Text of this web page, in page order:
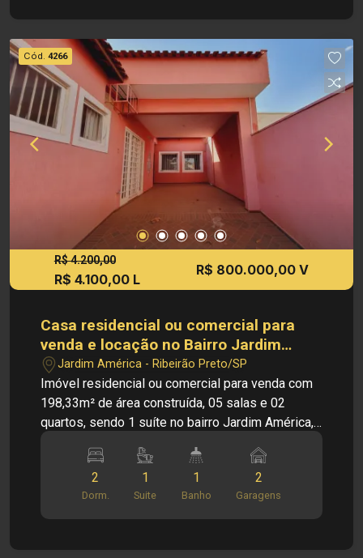
Cód. 4266
R$ 4.200,00
R$ 4.100,00 L
R$ 800.000,00 V
Casa residencial ou comercial para
venda e locação no Bairro Jardim
América em Ribeirão Preto/SP.
Jardim América - Ribeirão Preto/SP
Imóvel residencial ou comercial para venda com
198,33m² de área construída, 05 salas e 02
quartos, sendo 1 suíte no bairro Jardim América,
INFORMAÇÕES DO IMÓVEL: - Casa padrão - 05
Salas - Cozinha - Copa - Escritório - 02 Quartos
sendo 1 Suíte - 02 Banheiros - Quintal - Área de
serviço - 02 Vagas de garagem DIMENSÕES: -
2
Dorm.
1
Suite
1
Banho
2
Garagens